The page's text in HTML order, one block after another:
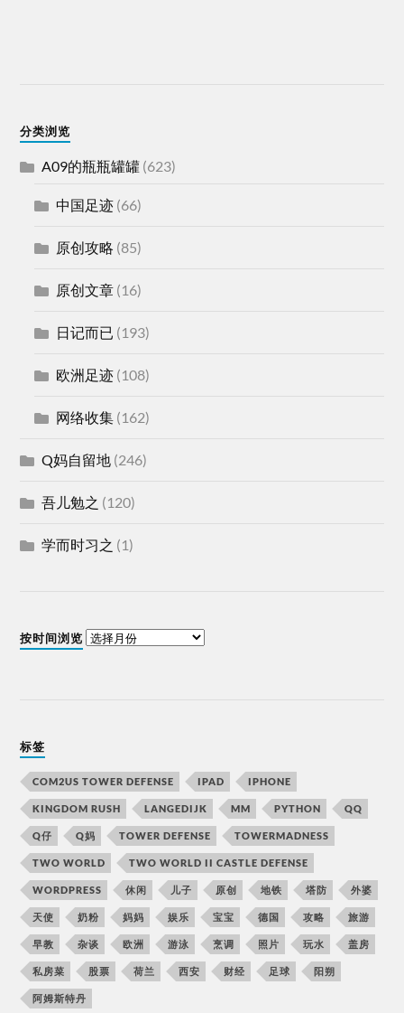
分类浏览
A09的瓶瓶罐罐 (623)
中国足迹 (66)
原创攻略 (85)
原创文章 (16)
日记而已 (193)
欧洲足迹 (108)
网络收集 (162)
Q妈自留地 (246)
吾儿勉之 (120)
学而时习之 (1)
按时间浏览
标签
COM2US TOWER DEFENSE IPAD IPHONE
KINGDOM RUSH LANGEDIJK MM PYTHON QQ
Q仔 Q妈 TOWER DEFENSE TOWERMADNESS
TWO WORLD TWO WORLD II CASTLE DEFENSE
WORDPRESS 休闲 儿子 原创 地铁 塔防 外婆
天使 奶粉 妈妈 娱乐 宝宝 德国 攻略 旅游
早教 杂谈 欧洲 游泳 烹调 照片 玩水 盖房
私房菜 股票 荷兰 西安 财经 足球 阳朔
阿姆斯特丹